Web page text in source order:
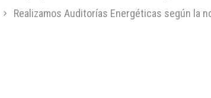
Realizamos Auditorías Energéticas según la